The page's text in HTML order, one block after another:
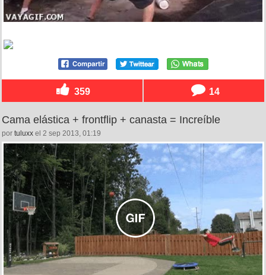
359 14
Cama elástica + frontflip + canasta = Increíble
por tuluxx el 2 sep 2013, 01:19